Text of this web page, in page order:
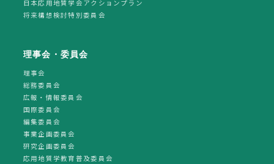
日本応用地質学会アクションプラン
将来構想検討特別委員会
理事会・委員会
理事会
総務委員会
広報・情報委員会
国際委員会
編集委員会
事業企画委員会
研究企画委員会
応用地質学教育普及委員会